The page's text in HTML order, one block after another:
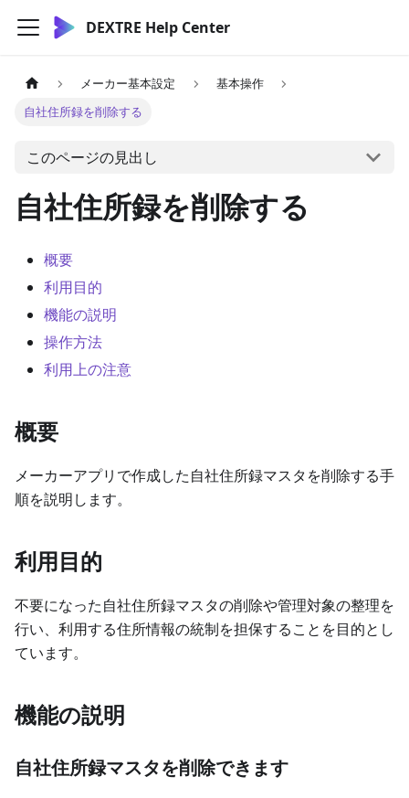
DEXTRE Help Center
メーカー基本設定
基本操作
自社住所録を削除する
このページの見出し
自社住所録を削除する
概要
利用目的
機能の説明
操作方法
利用上の注意
概要
メーカーアプリで作成した自社住所録マスタを削除する手
順を説明します。
利用目的
不要になった自社住所録マスタの削除や管理対象の整理を
行い、利用する住所情報の統制を担保することを目的とし
ています。
機能の説明
自社住所録マスタを削除できます